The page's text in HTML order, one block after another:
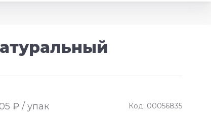
₽ / упак Код: 00056835